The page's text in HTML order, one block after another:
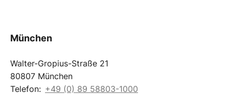
München
Walter-Gropius-Straße 21
80807 München
Telefon: +49 (0) 89 58803-1000